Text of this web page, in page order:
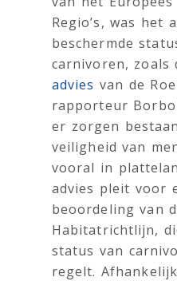
Regio’s, was het
beschermde
carnivoren, zoals
advies van de
rapporteur
er zorgen
veiligheid van
vooral in
advies pleit voor
beoordeling van
Habitatrichtlijn,
status van
regelt.